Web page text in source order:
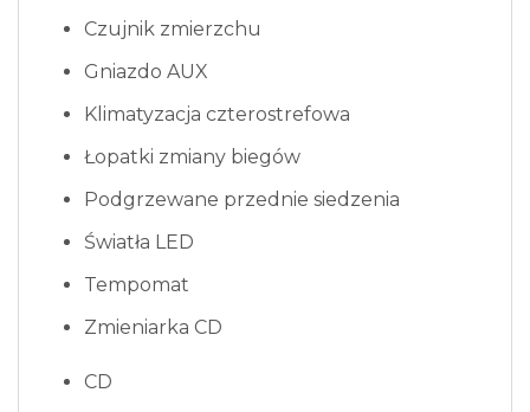
Czujnik zmierzchu
Gniazdo AUX
Klimatyzacja czterostrefowa
Łopatki zmiany biegów
Podgrzewane przednie siedzenia
Światła LED
Tempomat
Zmieniarka CD
CD